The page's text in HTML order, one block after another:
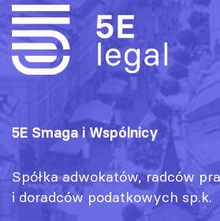
5E Smaga i Wspólnicy
Spółka adwokatów, radców
i doradców podatkowych sp.k.